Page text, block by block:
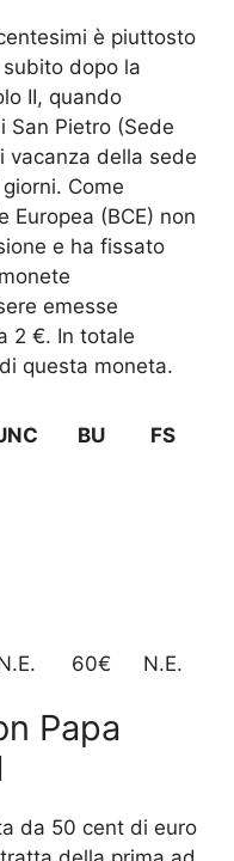
è piuttosto
dopo la
II, quando
San Pietro (Sede
vacanza della sede
Come
Europea (BCE) non
e ha fissato
emesse
2 €. In totale
questa moneta.
BU FS
60€ N.E.
Papa
da 50 cent di euro